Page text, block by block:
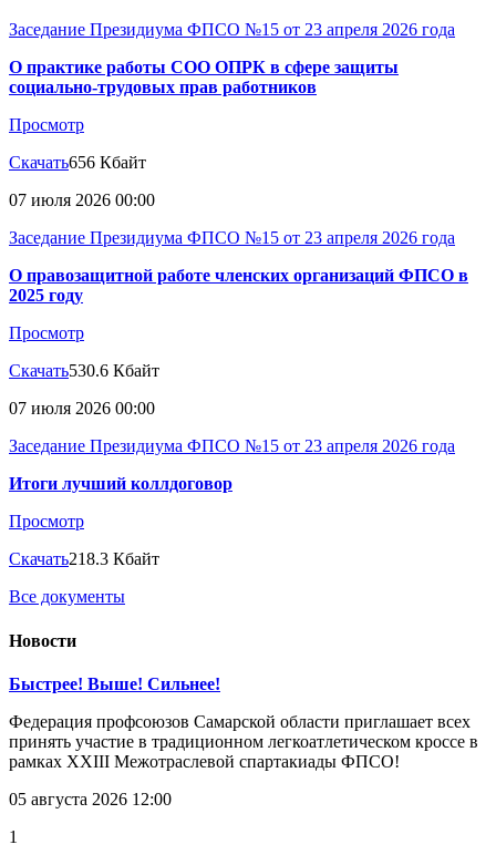
Заседание Президиума ФПСО №15 от 23 апреля 2026 года
О практике работы СОО ОПРК в сфере защиты
социально-трудовых прав работников
Просмотр
Скачать656 Кбайт
07 июля 2026 00:00
Заседание Президиума ФПСО №15 от 23 апреля 2026 года
О правозащитной работе членских организаций ФПСО в
2025 году
Просмотр
Скачать530.6 Кбайт
07 июля 2026 00:00
Заседание Президиума ФПСО №15 от 23 апреля 2026 года
Итоги лучший коллдоговор
Просмотр
Скачать218.3 Кбайт
Все документы
Новости
Быстрее! Выше! Сильнее!
Федерация профсоюзов Самарской области приглашает всех
принять участие в традиционном легкоатлетическом кроссе в
рамках XXIII Межотраслевой спартакиады ФПСО!
05 августа 2026 12:00
1